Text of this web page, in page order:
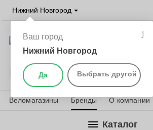
Нижний Новгород
Ваш город
Нижний Новгород
Да Выбрать другой
Веломагазины Бренды О компании
Каталог